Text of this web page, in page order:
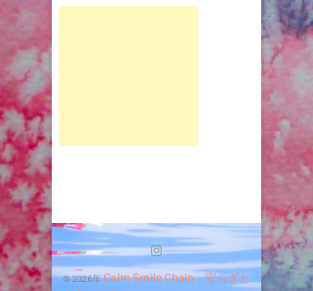
Instagram
© 2026年Calm Smile Chain 安らぎと